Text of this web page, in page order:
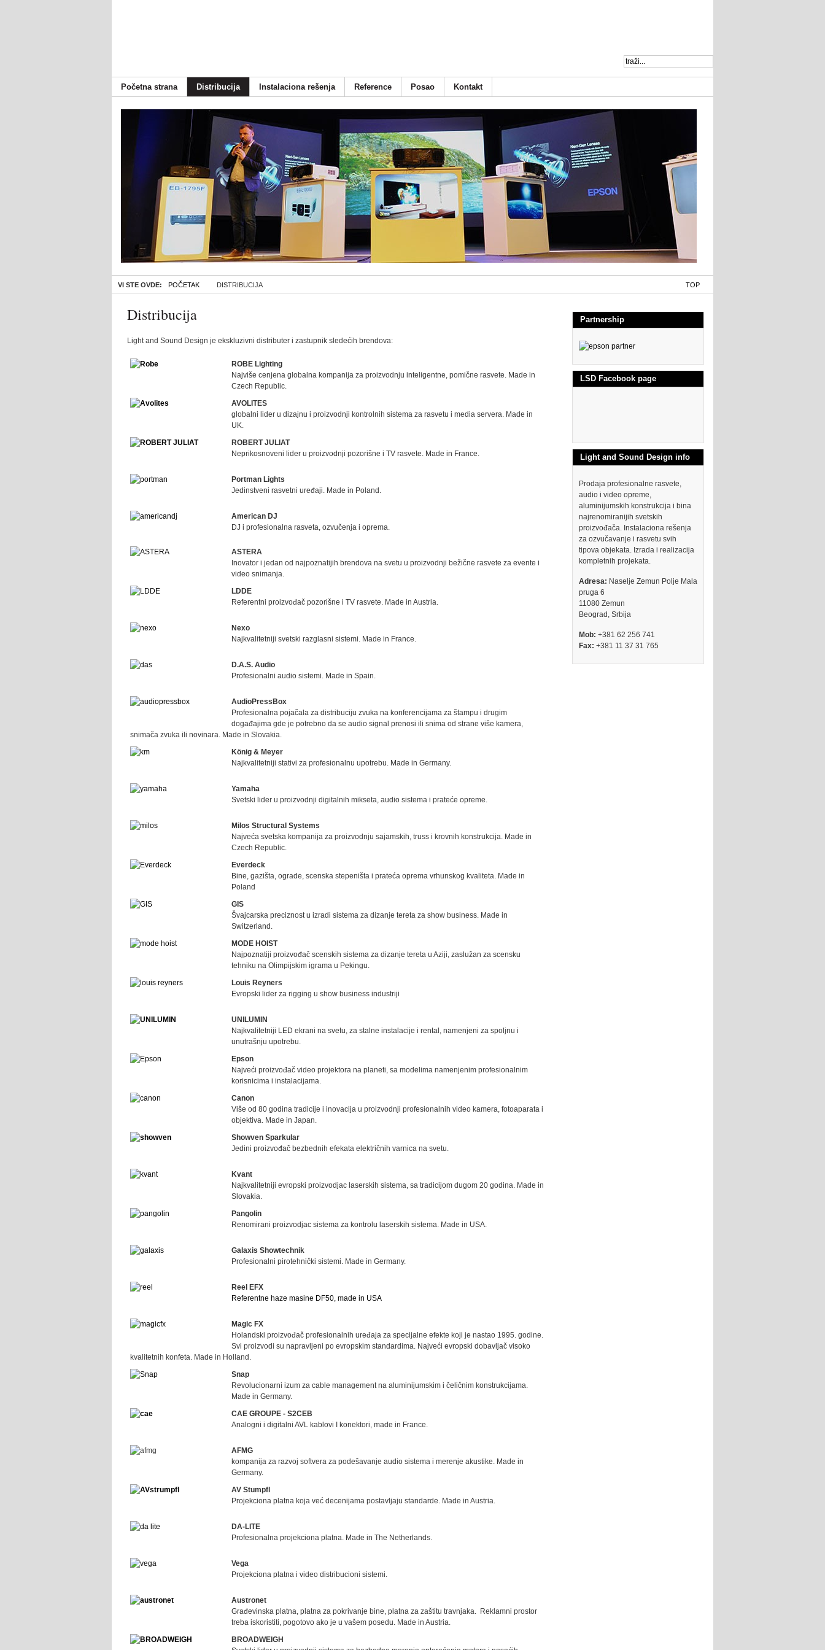
Početna strana Distribucija Instalaciona rešenja Reference Posao Kontakt
VI STE OVDE: POČETAK DISTRIBUCIJA TOP
Distribucija
Light and Sound Design je ekskluzivni distributer i zastupnik sledećih brendova:
ROBE Lighting
Najviše cenjena globalna kompanija za proizvodnju inteligentne, pomične rasvete. Made in
Czech Republic.
AVOLITES
globalni lider u dizajnu i proizvodnji kontrolnih sistema za rasvetu i media servera. Made in
UK.
ROBERT JULIAT
Neprikosnoveni lider u proizvodnji pozorišne i TV rasvete. Made in France.
Portman Lights
Jedinstveni rasvetni uređaji. Made in Poland.
American DJ
DJ i profesionalna rasveta, ozvučenja i oprema.
ASTERA
Inovator i jedan od najpoznatijih brendova na svetu u proizvodnji bežične rasvete za evente i
video snimanja.
LDDE
Referentni proizvođač pozorišne i TV rasvete. Made in Austria.
Nexo
Najkvalitetniji svetski razglasni sistemi. Made in France.
D.A.S. Audio
Profesionalni audio sistemi. Made in Spain.
AudioPressBox
Profesionalna pojačala za distribuciju zvuka na konferencijama za štampu i drugim
događajima gde je potrebno da se audio signal prenosi ili snima od strane više kamera,
snimača zvuka ili novinara. Made in Slovakia.
König & Meyer
Najkvalitetniji stativi za profesionalnu upotrebu. Made in Germany.
Yamaha
Svetski lider u proizvodnji digitalnih mikseta, audio sistema i prateće opreme.
Milos Structural Systems
Najveća svetska kompanija za proizvodnju sajamskih, truss i krovnih konstrukcija. Made in
Czech Republic.
Everdeck
Bine, gazišta, ograde, scenska stepeništa i prateća oprema vrhunskog kvaliteta. Made in
Poland
GIS
Švajcarska preciznost u izradi sistema za dizanje tereta za show business. Made in
Switzerland.
MODE HOIST
Najpoznatiji proizvođač scenskih sistema za dizanje tereta u Aziji, zaslužan za scensku
tehniku na Olimpijskim igrama u Pekingu.
Louis Reyners
Evropski lider za rigging u show business industriji
UNILUMIN
Najkvalitetniji LED ekrani na svetu, za stalne instalacije i rental, namenjeni za spoljnu i
unutrašnju upotrebu.
Epson
Najveći proizvođač video projektora na planeti, sa modelima namenjenim profesionalnim
korisnicima i instalacijama.
Canon
Više od 80 godina tradicije i inovacija u proizvodnji profesionalnih video kamera, fotoaparata i
objektiva. Made in Japan.
Showven Sparkular
Jedini proizvođač bezbednih efekata električnih varnica na svetu.
Kvant
Najkvalitetniji evropski proizvodjac laserskih sistema, sa tradicijom dugom 20 godina. Made in
Slovakia.
Pangolin
Renomirani proizvodjac sistema za kontrolu laserskih sistema. Made in USA.
Galaxis Showtechnik
Profesionalni pirotehnički sistemi. Made in Germany.
Reel EFX
Referentne haze masine DF50, made in USA
Magic FX
Holandski proizvođač profesionalnih uređaja za specijalne efekte koji je nastao 1995. godine.
Svi proizvodi su napravljeni po evropskim standardima. Najveći evropski dobavljač visoko
kvalitetnih konfeta. Made in Holland.
Snap
Revolucionarni izum za cable management na aluminijumskim i čeličnim konstrukcijama.
Made in Germany.
CAE GROUPE - S2CEB
Analogni i digitalni AVL kablovi I konektori, made in France.
AFMG
kompanija za razvoj softvera za podešavanje audio sistema i merenje akustike. Made in
Germany.
AV Stumpfl
Projekciona platna koja već decenijama postavljaju standarde. Made in Austria.
DA-LITE
Profesionalna projekciona platna. Made in The Netherlands.
Vega
Projekciona platna i video distribucioni sistemi.
Austronet
Građevinska platna, platna za pokrivanje bine, platna za zaštitu travnjaka. Reklamni prostor
treba iskoristiti, pogotovo ako je u vašem posedu. Made in Austria.
BROADWEIGH
Partnership
LSD Facebook page
Light and Sound Design info
Prodaja profesionalne rasvete,
audio i video opreme,
aluminijumskih konstrukcija i bina
najrenomiranijih svetskih
proizvođača. Instalaciona rešenja
za ozvučavanje i rasvetu svih
tipova objekata. Izrada i realizacija
kompletnih projekata.
Adresa: Naselje Zemun Polje Mala
pruga 6
11080 Zemun
Beograd, Srbija
Mob: +381 62 256 741
Fax: +381 11 37 31 765